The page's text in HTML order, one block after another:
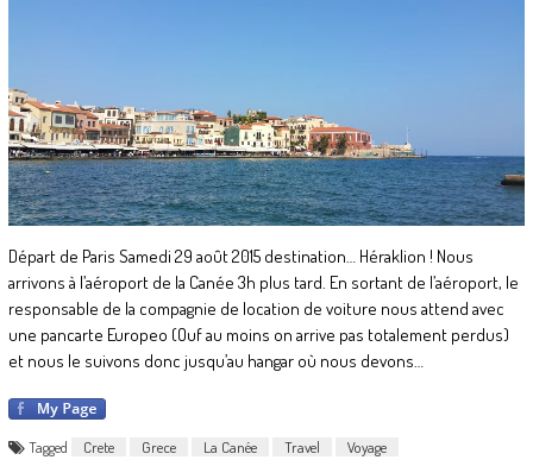
Départ de Paris Samedi 29 août 2015 destination… Héraklion ! Nous
arrivons à l’aéroport de la Canée 3h plus tard. En sortant de l’aéroport, le
responsable de la compagnie de location de voiture nous attend avec
une pancarte Europeo (Ouf au moins on arrive pas totalement perdus)
et nous le suivons donc jusqu’au hangar où nous devons…
Tagged Crete Grece La Canée Travel Voyage